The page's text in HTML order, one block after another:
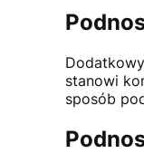
stanowi
sposób